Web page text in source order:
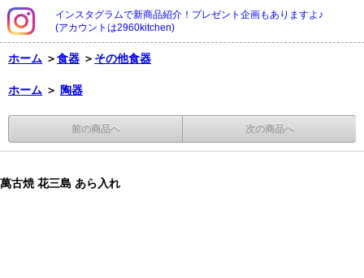
インスタグラムで新商品紹介！プレゼント企画もありますよ♪
(アカウントは2960kitchen)
ホーム ＞食器 ＞ その他食器
ホーム ＞ 陶器
前の商品へ 次の商品へ
萬古焼 花三島 あら入れ